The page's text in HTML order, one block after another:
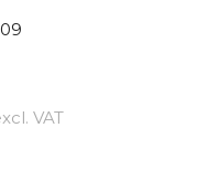
VATMeasure price: